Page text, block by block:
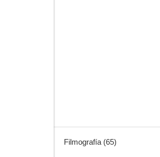
Filmografía (65)